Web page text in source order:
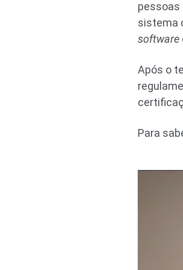
pessoas
sistema
software
Após o
Para